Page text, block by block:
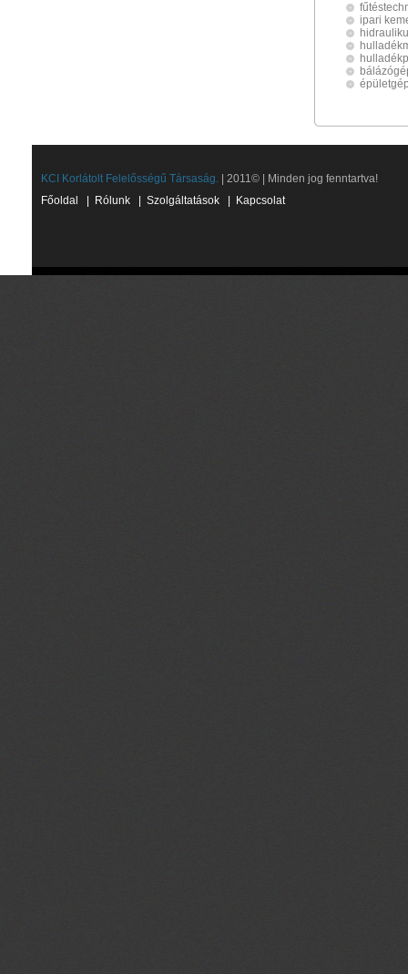
ipari
KCI Korlátolt Felelősségű Társaság. | 2011© | Minden jog fenntartva!
Főoldal
Rólunk Szolgáltatások Kapcsolat